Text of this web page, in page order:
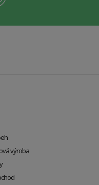
výroba